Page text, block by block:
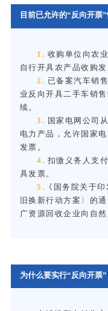
目前已允许的“反向开票
1. 收购单位向农
自行开具农产品收购发
2. 已备案汽车销
业反向开具二手车销
续。
3. 国家电网公司
电力产品，允许国家
发票。
4. 扣缴义务人支
具发票。
5. 《国务院关于
旧换新行动方案〉的
广资源回收企业向自
为什么要实行“反向开票”